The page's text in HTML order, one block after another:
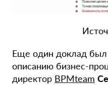
Еще один доклад
описанию бизнес-
директор BPMteam